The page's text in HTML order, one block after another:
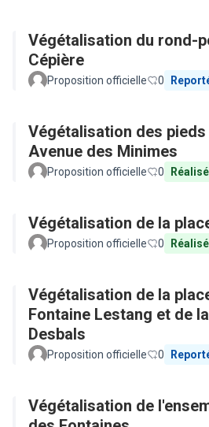
Végétalisation du rond-
Cépière
Proposition officielle 0
Végétalisation des
Avenue des Minimes
Proposition officielle 0 Réalisé
Végétalisation de la
Proposition officielle 0 Réalisé
Végétalisation de la
Fontaine Lestang et de
Desbals
Proposition officielle 0
Végétalisation de